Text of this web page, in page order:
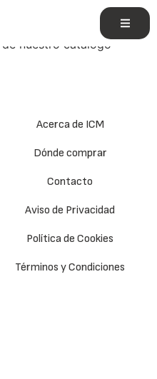
nuestro catálogo
Acerca de ICM
Dónde comprar
Contacto
Aviso de Privacidad
Política de Cookies
Términos y Condiciones